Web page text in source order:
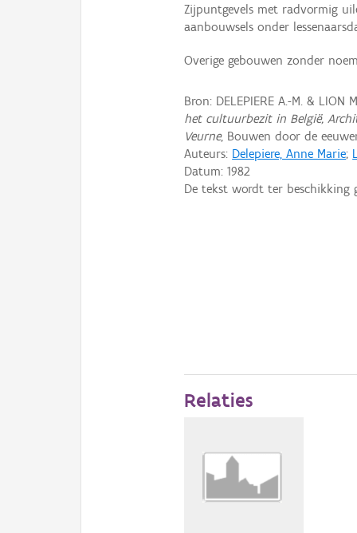
Zijpuntgevels met radvormig
aanbouwsels onder
Overige gebouwen zonder
Bron: DELEPIERE A.-M. &
het cultuurbezit in België,
Veurne, Bouwen door de
Auteurs: Delepiere, Anne Marie;
Datum:1982
De tekst wordt ter beschikking
Relaties